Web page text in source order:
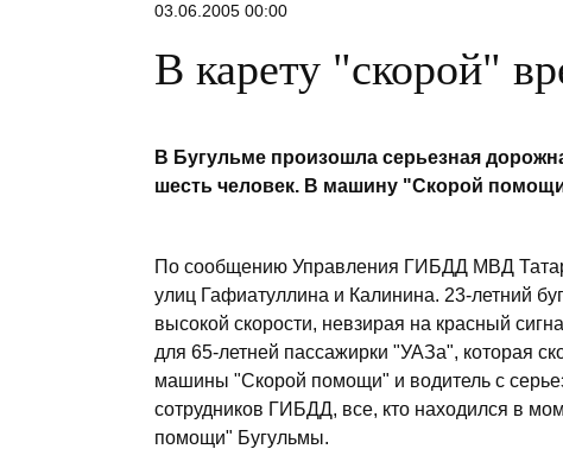
03.06.2005 00:00
В карету "скорой"
В Бугульме произошла серьезная
шесть человек. В машину "Скорой
По сообщению Управления ГИБДД МВД
улиц Гафиатуллина и Калинина. 23-летний
высокой скорости, невзирая на красный
для 65-летней пассажирки "УАЗа", которая
машины "Скорой помощи" и водитель с
сотрудников ГИБДД, все, кто находился в
помощи" Бугульмы.